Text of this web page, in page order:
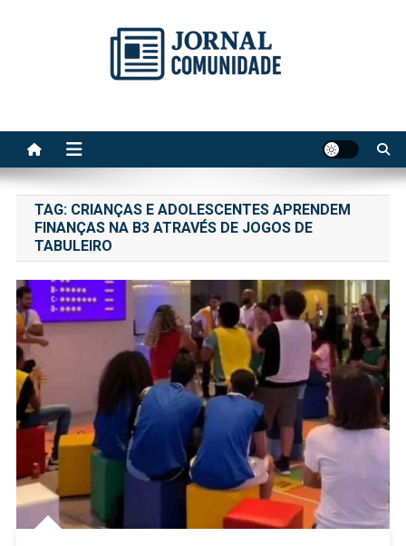
TAG: CRIANÇAS E ADOLESCENTES APRENDEM
FINANÇAS NA B3 ATRAVÉS DE JOGOS DE
TABULEIRO